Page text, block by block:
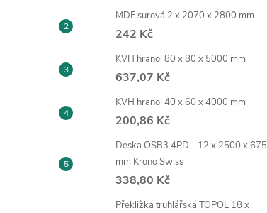
MDF surová 2 x 2070 x 2800 mm
242 Kč
KVH hranol 80 x 80 x 5000 mm
637,07 Kč
KVH hranol 40 x 60 x 4000 mm
200,86 Kč
Deska OSB3 4PD - 12 x 2500 x 675
mm Krono Swiss
338,80 Kč
Překližka truhlářská TOPOL 18 x